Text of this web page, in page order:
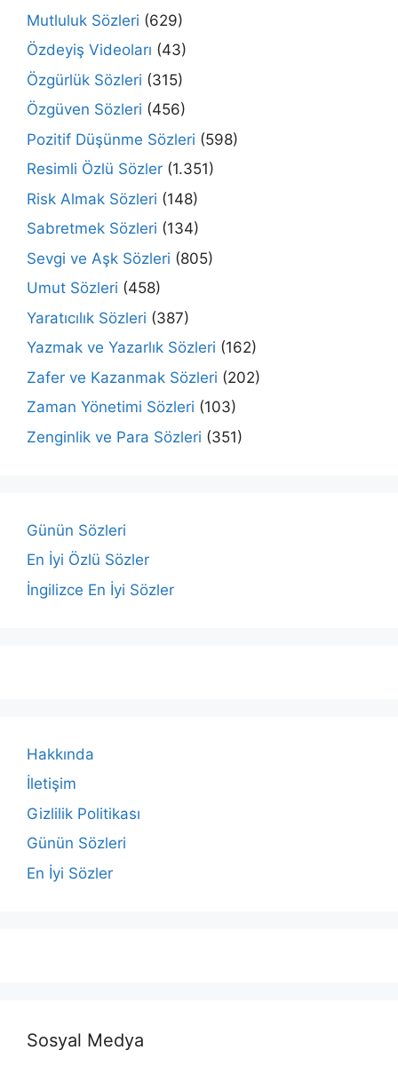
Mutluluk Sözleri (629)
Özdeyiş Videoları (43)
Özgürlük Sözleri (315)
Özgüven Sözleri (456)
Pozitif Düşünme Sözleri (598)
Resimli Özlü Sözler (1.351)
Risk Almak Sözleri (148)
Sabretmek Sözleri (134)
Sevgi ve Aşk Sözleri (805)
Umut Sözleri (458)
Yaratıcılık Sözleri (387)
Yazmak ve Yazarlık Sözleri (162)
Zafer ve Kazanmak Sözleri (202)
Zaman Yönetimi Sözleri (103)
Zenginlik ve Para Sözleri (351)
Günün Sözleri
En İyi Özlü Sözler
İngilizce En İyi Sözler
Hakkında
İletişim
Gizlilik Politikası
Günün Sözleri
En İyi Sözler
Sosyal Medya